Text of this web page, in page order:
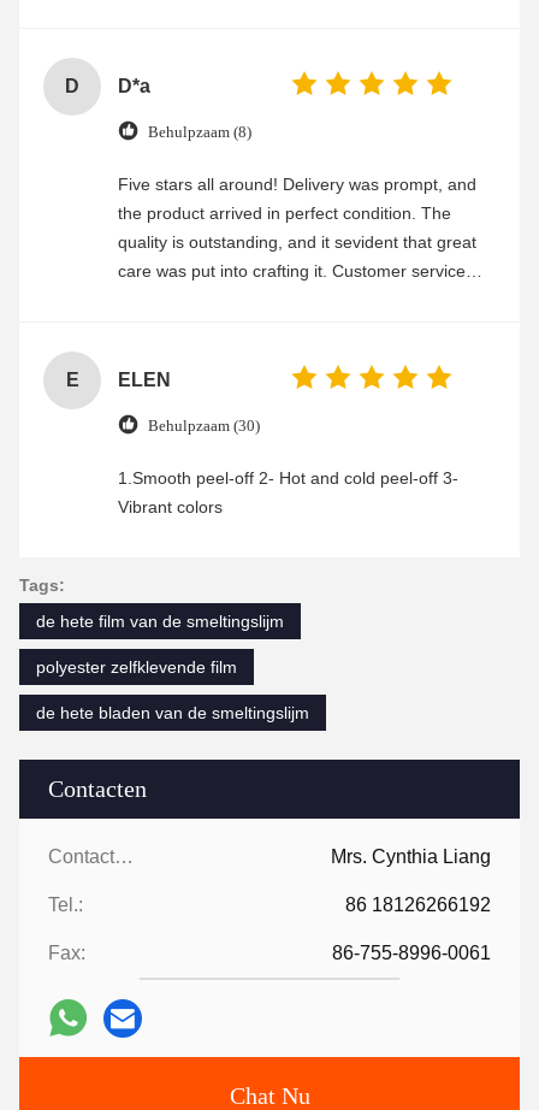
Contacten
Contacten: Mrs. Cynthia Liang
Tel.: 86 18126266192
Fax: 86-755-8996-0061
Chat Nu
D D*a
Behulpzaam (8)
Five stars all around! Delivery was prompt, and
the product arrived in perfect condition. The
quality is outstanding, and it sevident that great
care was put into crafting it. Customer service
E ELEN
Behulpzaam (30)
1.Smooth peel-off 2- Hot and cold peel-off 3-
Vibrant colors
Tags:
de hete film van de smeltingslijm
polyester zelfklevende film
de hete bladen van de smeltingslijm